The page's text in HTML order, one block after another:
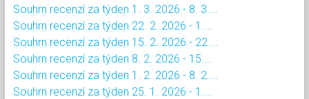
Souhrn recenzí za týden 1. 3. 2026 - 8. 3....
Souhrn recenzí za týden 22. 2. 2026 - 1....
Souhrn recenzí za týden 15. 2. 2026 - 22....
Souhrn recenzí za týden 8. 2. 2026 - 15....
Souhrn recenzí za týden 1. 2. 2026 - 8. 2....
Souhrn recenzí za týden 25. 1. 2026 - 1....